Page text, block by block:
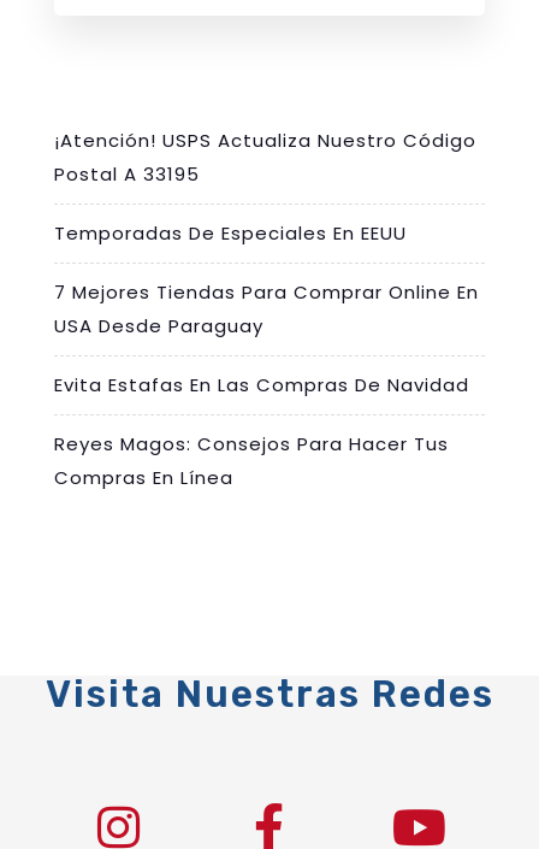
¡Atención! USPS Actualiza Nuestro Código
Postal A 33195
Temporadas De Especiales En EEUU
7 Mejores Tiendas Para Comprar Online En
USA Desde Paraguay
Evita Estafas En Las Compras De Navidad
Reyes Magos: Consejos Para Hacer Tus
Compras En Línea
Visita Nuestras Redes